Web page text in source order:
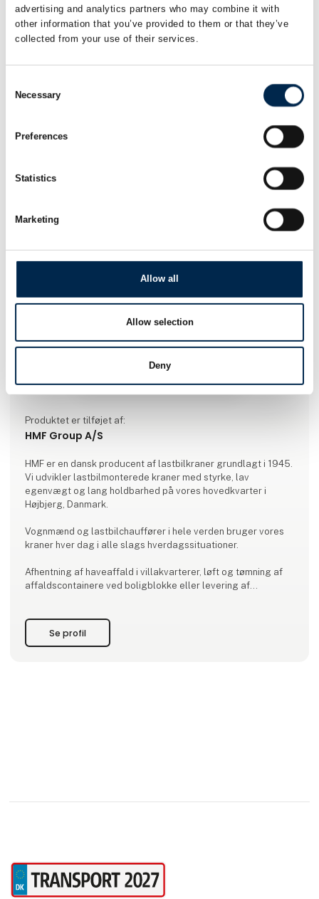
advertising and analytics partners who may combine it with
other information that you’ve provided to them or that they’ve
collected from your use of their services.
Selection
Necessary
Preferences
Statistics
Marketing
Allow all
Allow selection
Deny
910K-RCS
Produktet er tilføjet af:
HMF Group A/S
HMF er en dansk producent af lastbilkraner grundlagt i 1945.
Vi udvikler lastbilmonterede kraner med styrke, lav
egenvægt og lang holdbarhed på vores hovedkvarter i
Højbjerg, Danmark.
Vognmænd og lastbilchauffører i hele verden bruger vores
kraner hver dag i alle slags hverdagssituationer.
Afhentning af haveaffald i villakvarterer, løft og tømning af
affaldscontainere ved boligblokke eller levering af
Vi har omkring 500 medarbejdere ansat – den ene mere
Se profil